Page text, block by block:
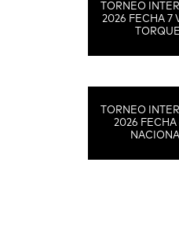
TORNEO
2026 FECHA 7
TORQUE
TORNEO
2026 FECHA